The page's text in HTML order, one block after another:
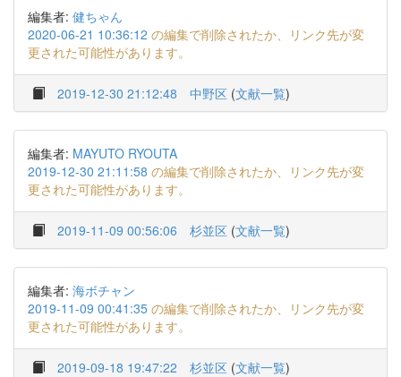
編集者: 健ちゃん
2020-06-21 10:36:12 の編集で削除されたか、リンク先が変
更された可能性があります。
2019-12-30 21:12:48 中野区 (文献一覧)
編集者: MAYUTO RYOUTA
2019-12-30 21:11:58 の編集で削除されたか、リンク先が変
更された可能性があります。
2019-11-09 00:56:06 杉並区 (文献一覧)
編集者: 海ボチャン
2019-11-09 00:41:35 の編集で削除されたか、リンク先が変
更された可能性があります。
2019-09-18 19:47:22 杉並区 (文献一覧)